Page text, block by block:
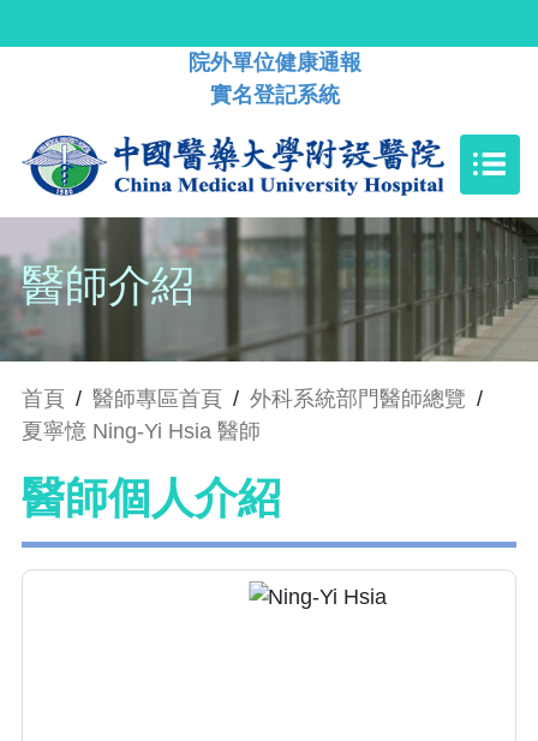
院外單位健康通報
實名登記系統
醫師介紹
首頁 / 醫師專區首頁 / 外科系統部門醫師總覽 /
夏寧憶 Ning-Yi Hsia 醫師
醫師個人介紹